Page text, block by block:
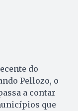
do
Pellozo, o
a contar
que